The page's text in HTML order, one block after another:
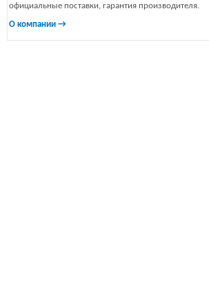
официальные поставки, гарантия производителя.
О компании →